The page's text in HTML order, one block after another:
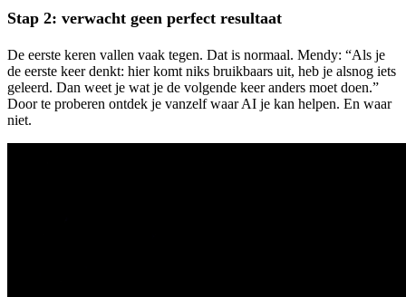
Stap 2: verwacht geen perfect resultaat
De eerste keren vallen vaak tegen. Dat is normaal. Mendy: “Als je
de eerste keer denkt: hier komt niks bruikbaars uit, heb je alsnog iets
geleerd. Dan weet je wat je de volgende keer anders moet doen.”
Door te proberen ontdek je vanzelf waar AI je kan helpen. En waar
niet.